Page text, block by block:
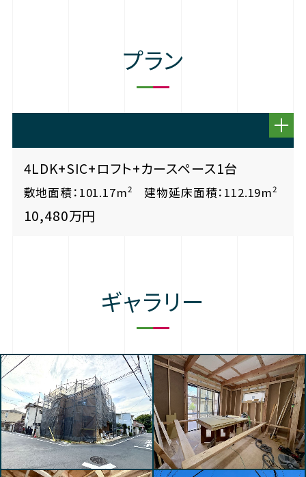
プラン
4LDK+SIC+ロフト+カースペース1台
敷地面積：101.17m2 建物延床面積：112.19m2
10,480万円
ギャラリー